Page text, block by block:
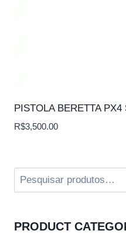
PISTOLA BERETTA
R$3,500.00
Pesquisar
por:
PRODUCT